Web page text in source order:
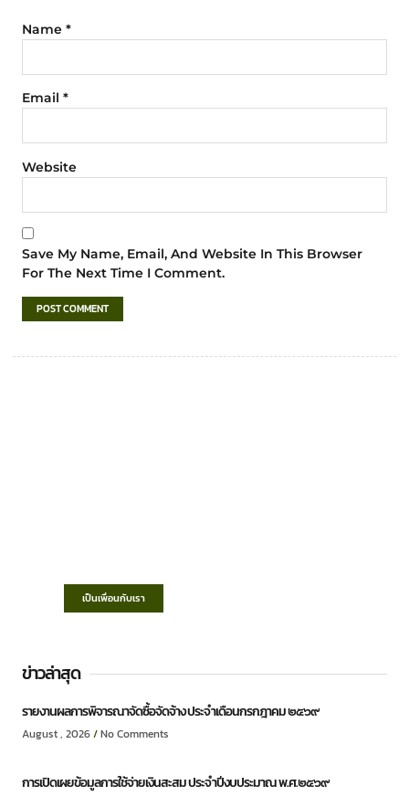
Name *
Email *
Website
Save My Name, Email, And Website In This Browser
For The Next Time I Comment.
เป็นเพื่อนกับเรา
ข่าวล่าสุด
รายงานผลการพิจารณาจัดซื้อจัดจ้าง ประจำเดือนกรกฎาคม ๒๕๖๙
August , 2026 No Comments
การเปิดเผยข้อมูลการใช้จ่ายเงินสะสม ประจำปีงบประมาณ พ.ศ.๒๕๖๙